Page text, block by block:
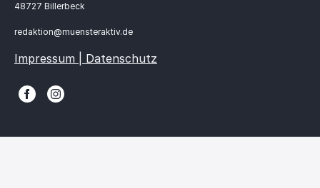
48727 Billerbeck
redaktion@muensteraktiv.de
Impressum | Datenschutz